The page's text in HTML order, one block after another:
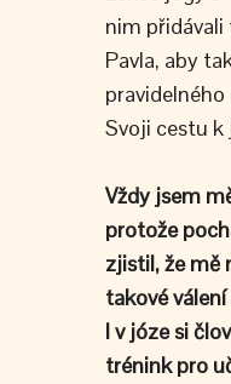
nim přidávali
Pavla, aby
pravidelného
Svoji cestu k
Vždy jsem
protože
zjistil, že mě
takové
I v józe si
trénink pro